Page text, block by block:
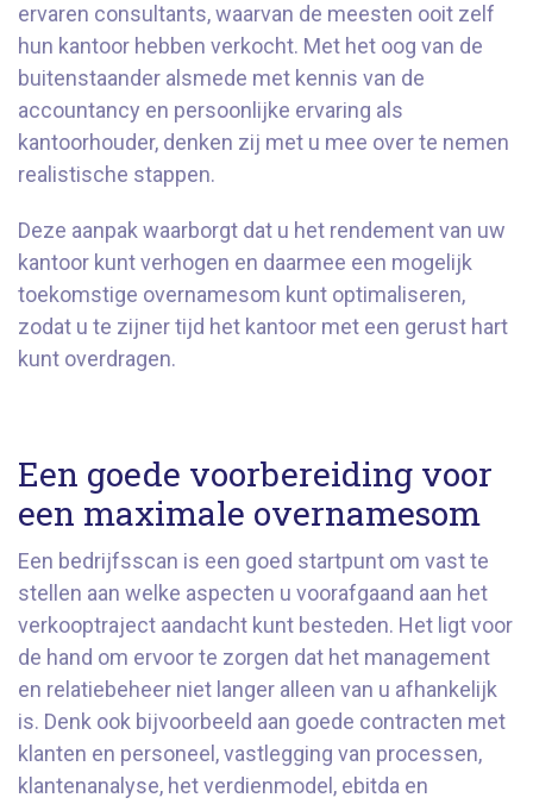
ervaren consultants, waarvan de meesten ooit zelf
hun kantoor hebben verkocht. Met het oog van de
buitenstaander alsmede met kennis van de
accountancy en persoonlijke ervaring als
kantoorhouder, denken zij met u mee over te nemen
realistische stappen.
Deze aanpak waarborgt dat u het rendement van uw
kantoor kunt verhogen en daarmee een mogelijk
toekomstige overnamesom kunt optimaliseren,
zodat u te zijner tijd het kantoor met een gerust hart
kunt overdragen.
Een goede voorbereiding voor
een maximale overnamesom
Een bedrijfsscan is een goed startpunt om vast te
stellen aan welke aspecten u voorafgaand aan het
verkooptraject aandacht kunt besteden. Het ligt voor
de hand om ervoor te zorgen dat het management
en relatiebeheer niet langer alleen van u afhankelijk
is. Denk ook bijvoorbeeld aan goede contracten met
klanten en personeel, vastlegging van processen,
klantenanalyse, het verdienmodel, ebitda en